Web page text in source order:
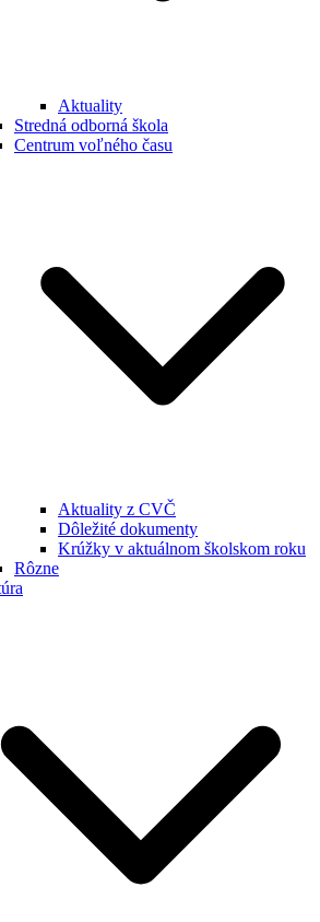
Aktuality
Stredná odborná škola
Centrum voľného času
Aktuality z CVČ
Dôležité dokumenty
Krúžky v aktuálnom školskom roku
Rôzne